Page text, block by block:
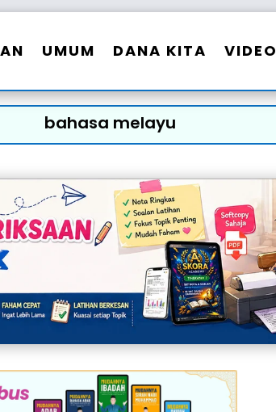
UMUM DANA KITA VIDEO
bahasa melayu